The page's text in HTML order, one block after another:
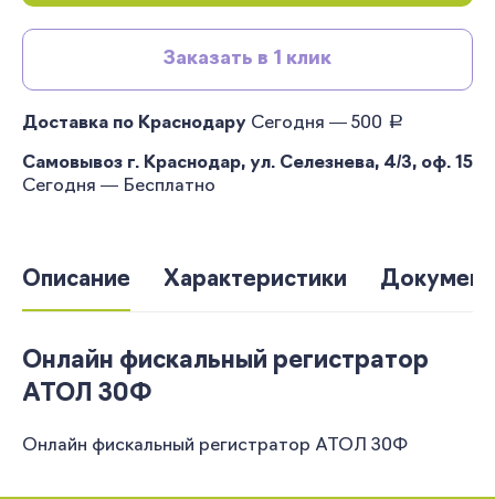
Заказать в 1 клик
Доставка по Краснодару Сегодня — 500 руб.
Самовывоз г. Краснодар, ул. Селезнева, 4/3, оф. 15
Сегодня — Бесплатно
Описание Характеристики
Онлайн фискальный регистратор
АТОЛ 30Ф
Онлайн фискальный регистратор АТОЛ 30Ф